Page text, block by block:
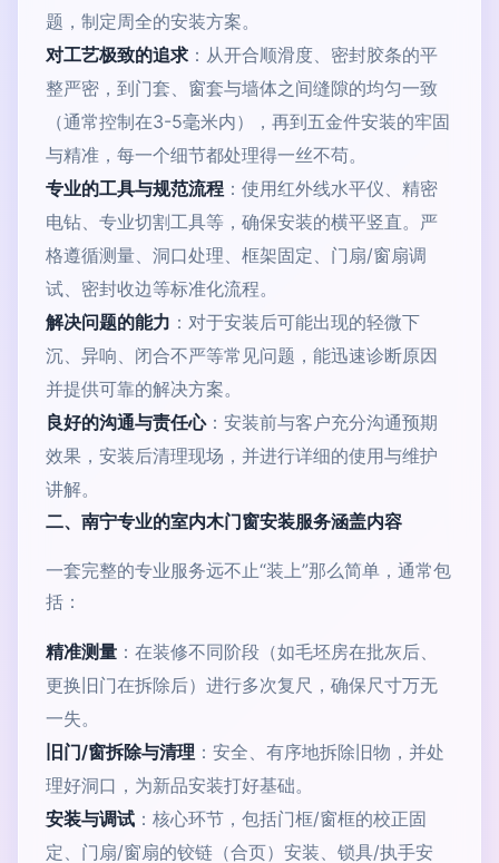
题，制定周全的安装方案。
对工艺极致的追求 ：从开合顺滑度、密封胶条的平
整严密，到门套、窗套与墙体之间缝隙的均匀一致
（通常控制在3-5毫米内），再到五金件安装的牢固
与精准，每一个细节都处理得一丝不苟。
专业的工具与规范流程 ：使用红外线水平仪、精密
电钻、专业切割工具等，确保安装的横平竖直。严
格遵循测量、洞口处理、框架固定、门扇/窗扇调
试、密封收边等标准化流程。
解决问题的能力 ：对于安装后可能出现的轻微下
沉、异响、闭合不严等常见问题，能迅速诊断原因
并提供可靠的解决方案。
良好的沟通与责任心：安装前与客户充分沟通预期
效果，安装后清理现场，并进行详细的使用与维护
讲解。
二、南宁专业的室内木门窗安装服务涵盖内容
一套完整的专业服务远不止“装上”那么简单，通常包
括：
精准测量 ：在装修不同阶段（如毛坯房在批灰后、
更换旧门在拆除后）进行多次复尺，确保尺寸万无
一失。
旧门/窗拆除与清理 ：安全、有序地拆除旧物，并处
理好洞口，为新品安装打好基础。
安装与调试 ：核心环节，包括门框/窗框的校正固
定、门扇/窗扇的铰链（合页）安装、锁具/执手安